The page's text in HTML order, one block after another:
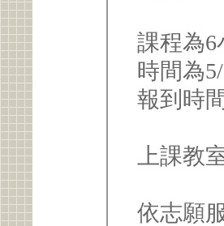
課程為
時間為
報到時
上課教
依志願